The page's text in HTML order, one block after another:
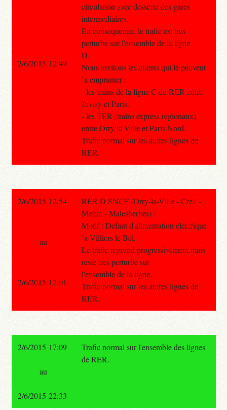
circulation avec desserte des gares
intermediaires.
En consequence, le trafic est tres
perturbe sur l'ensemble de la ligne
D.
Nous invitons les clients qui le peuvent
`a emprunter :
- les trains de la ligne C du RER entre
Juvisy et Paris.
- les TER (trains express regionaux)
entre Orry la Ville et Paris Nord.
Trafic normal sur les autres lignes de
RER.
2/6/2015 12:49
2/6/2015 12:54
RER D SNCF (Orry-la-Ville - Creil -
Melun - Malesherbes) :
Motif : Defaut d'alimentation electrique
`a Villiers le Bel.
Le trafic reprend progressivement mais
reste tres perturbe sur
l'ensemble de la ligne.
Trafic normal sur les autres lignes de
RER.
au
2/6/2015 17:01
2/6/2015 17:09
Trafic normal sur l'ensemble des lignes
de RER.
au
2/6/2015 22:33